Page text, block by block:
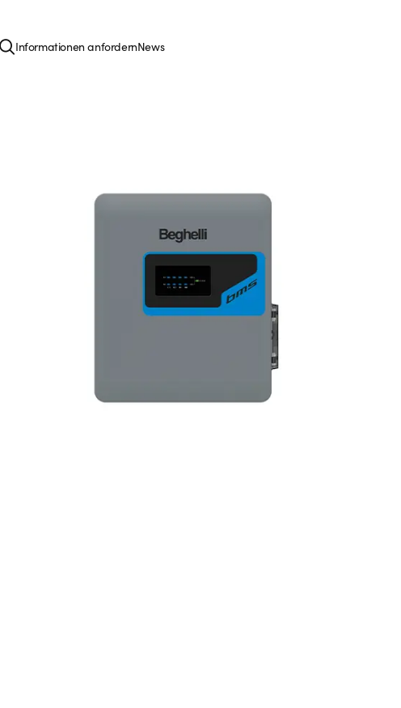
Informationen anfordernNews